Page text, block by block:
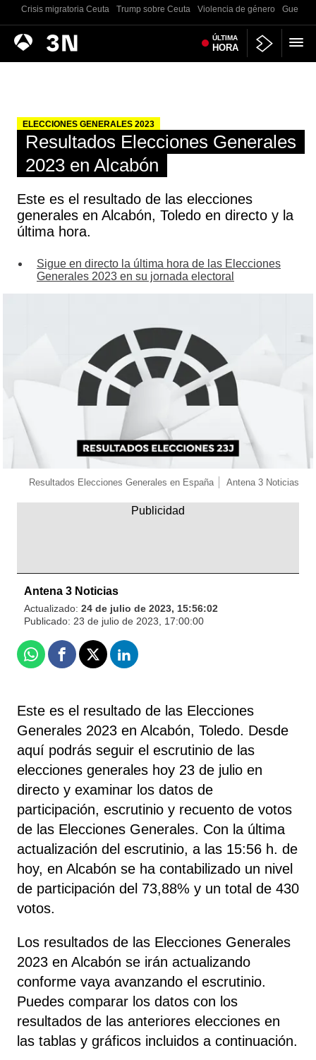
Crisis migratoria Ceuta Trump sobre Ceuta Violencia de género Guerra
Antena
3
Noticias ÚLTIMA
HORA
ELECCIONES GENERALES 2023
Resultados Elecciones Generales
2023 en Alcabón
Este es el resultado de las elecciones
generales en Alcabón, Toledo en directo y la
última hora.
Sigue en directo la última hora de las Elecciones
Generales 2023 en su jornada electoral
Resultados Elecciones Generales en España Antena 3 Noticias
Antena 3 Noticias
Actualizado: 24 de julio de 2023, 15:56:02
Publicado: 23 de julio de 2023, 17:00:00
WhatsappFacebook
X Linkedin
Este es el resultado de las Elecciones
Generales 2023 en Alcabón, Toledo. Desde
aquí podrás seguir el escrutinio de las
elecciones generales hoy 23 de julio en
directo y examinar los datos de
participación, escrutinio y recuento de votos
de las Elecciones Generales. Con la última
actualización del escrutinio, a las 15:56 h. de
hoy, en Alcabón se ha contabilizado un nivel
de participación del 73,88% y un total de 430
votos.
Los resultados de las Elecciones Generales
2023 en Alcabón se irán actualizando
conforme vaya avanzando el escrutinio.
Puedes comparar los datos con los
resultados de las anteriores elecciones en
las tablas y gráficos incluidos a continuación.